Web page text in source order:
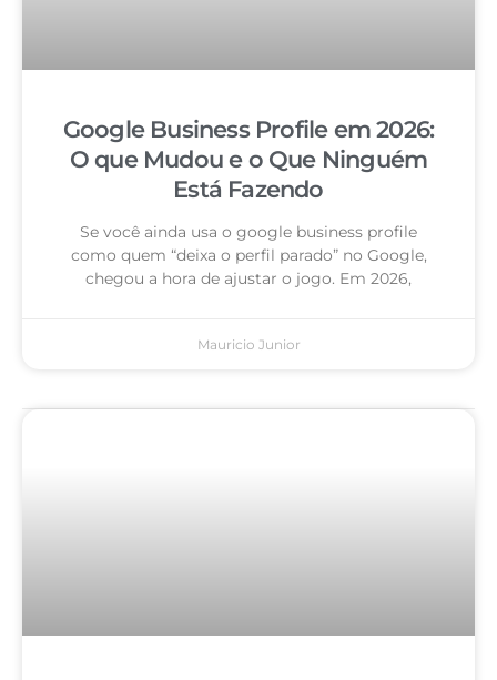
Google Business Profile em 2026:
O que Mudou e o Que Ninguém
Está Fazendo
Se você ainda usa o google business profile
como quem “deixa o perfil parado” no Google,
chegou a hora de ajustar o jogo. Em 2026,
Mauricio Junior